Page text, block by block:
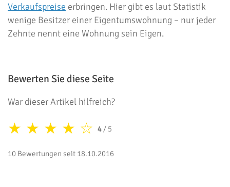
Verkaufspreise erbringen. Hier gibt es laut Statistik
wenige Besitzer einer Eigentumswohnung – nur jeder
Zehnte nennt eine Wohnung sein Eigen.
Bewerten Sie diese Seite
War dieser Artikel hilfreich?
☆
★
★
★
★ 4/ 5
10 Bewertungen seit 18.10.2016